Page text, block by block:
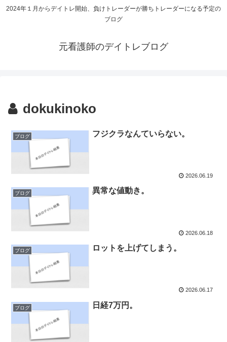
2024年１月からデイトレ開始、負けトレーダーが勝ちトレーダーになる予定の
ブログ
元看護師のデイトレブログ
dokukinoko
ブログ フジクラなんていらない。
2026.06.19
ブログ 異常な値動き。
2026.06.18
ブログ ロットを上げてしまう。
2026.06.17
ブログ 日経7万円。